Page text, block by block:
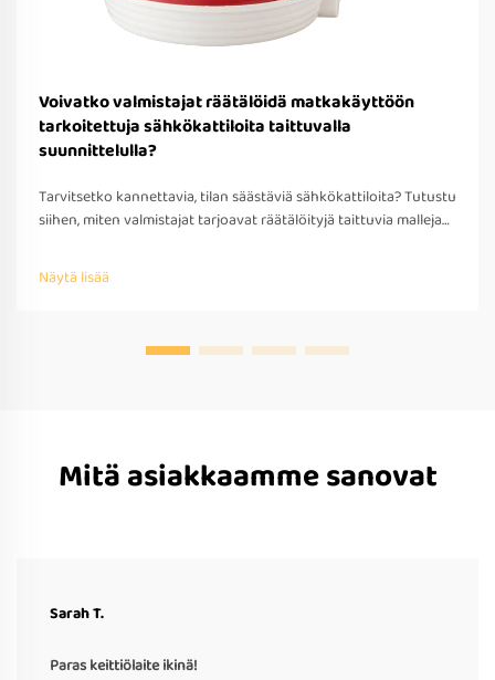
Voivatko valmistajat räätälöidä matkakäyttöön
tarkoitettuja sähkökattiloita taittuvalla
suunnittelulla?
Tarvitsetko kannettavia, tilan säästäviä sähkökattiloita? Tutustu
siihen, miten valmistajat tarjoavat räätälöityjä taittuvia malleja
kansainvälinen yhteensopivuus. Pyydä tarjous jo tänään.
Näytä lisää
Mitä asiakkaamme sanovat
Sarah T.
Paras keittiölaite ikinä!